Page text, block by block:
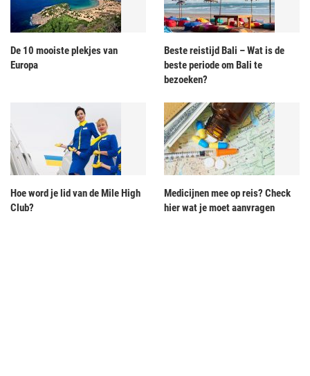
De 10 mooiste plekjes van
Europa
Beste reistijd Bali – Wat is de
beste periode om Bali te
bezoeken?
Hoe word je lid van de Mile High
Club?
Medicijnen mee op reis? Check
hier wat je moet aanvragen